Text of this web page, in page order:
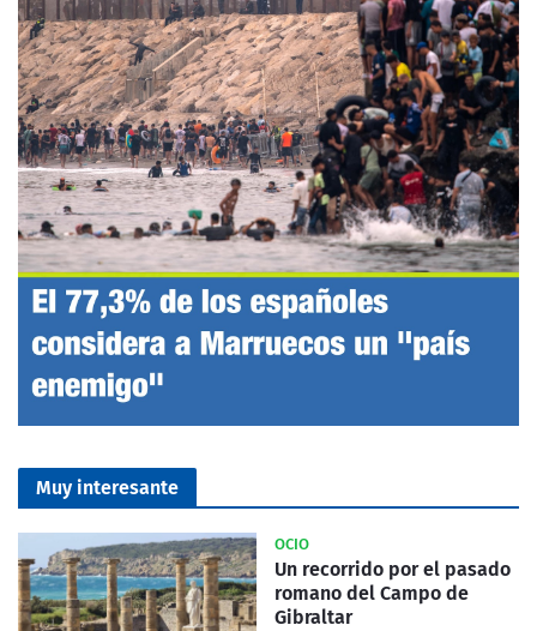
Muy interesante
OCIO
Un recorrido por el pasado
romano del Campo de
Gibraltar